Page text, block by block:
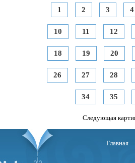
1 2 3 4
10 11 12
18 19 20
26 27 28
34 35
Следующая
Главная